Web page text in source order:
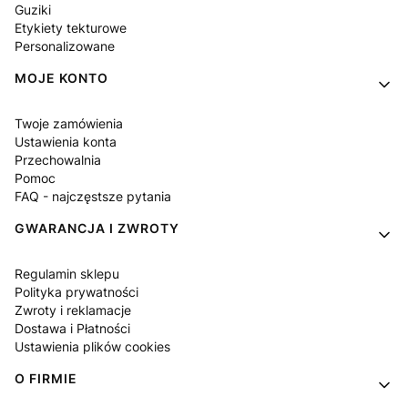
Guziki
Etykiety tekturowe
Personalizowane
MOJE KONTO
Twoje zamówienia
Ustawienia konta
Przechowalnia
Pomoc
FAQ - najczęstsze pytania
GWARANCJA I ZWROTY
Regulamin sklepu
Polityka prywatności
Zwroty i reklamacje
Dostawa i Płatności
Ustawienia plików cookies
O FIRMIE